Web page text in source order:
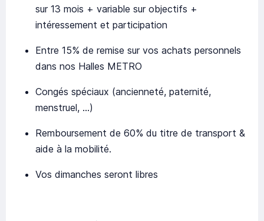
sur 13 mois + variable sur objectifs +
intéressement et participation
Entre 15% de remise sur vos achats personnels
dans nos Halles METRO
Congés spéciaux (ancienneté, paternité,
menstruel, …)
Remboursement de 60% du titre de transport &
aide à la mobilité.
Vos dimanches seront libres